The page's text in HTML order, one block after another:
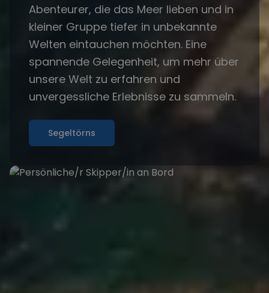
Abenteurer, die das Meer lieben und in
kleiner Gruppe tiefer in unbekannte
Welten eintauchen möchten. Eine
spannende Gelegenheit, um mehr über
unsere Welt zu erfahren und
unvergessliche Erlebnisse zu sammeln.
Segeltörns